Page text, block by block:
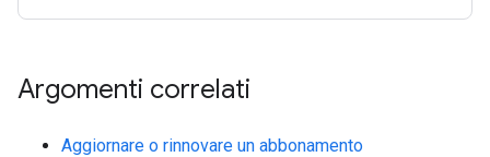
Argomenti correlati
Aggiornare o rinnovare un abbonamento